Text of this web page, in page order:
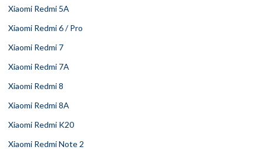
Xiaomi Redmi 5A
Xiaomi Redmi 6 / Pro
Xiaomi Redmi 7
Xiaomi Redmi 7A
Xiaomi Redmi 8
Xiaomi Redmi 8A
Xiaomi Redmi K20
Xiaomi Redmi Note 2